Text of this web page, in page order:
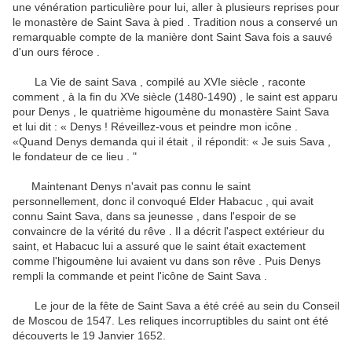
une vénération particulière pour lui, aller à plusieurs reprises pour
le monastère de Saint Sava à pied .
Tradition nous a conservé un
remarquable compte de la manière dont Saint Sava fois a sauvé
d'un ours féroce .
La Vie de saint Sava , compilé au XVIe siècle , raconte
comment , à la fin du XVe siècle (1480-1490) , le saint est apparu
pour Denys , le quatrième higoumène du monastère Saint Sava
et lui dit : « Denys ! Réveillez-vous et peindre mon icône .
«Quand Denys demanda qui il était , il répondit: « Je suis Sava ,
le fondateur de ce lieu . "
Maintenant Denys n'avait pas connu le saint
personnellement, donc il convoqué Elder Habacuc , qui avait
connu Saint Sava, dans sa jeunesse , dans l'espoir de se
convaincre de la vérité du rêve .
Il a décrit l'aspect extérieur du
saint, et Habacuc lui a assuré que le saint était exactement
comme l'higoumène lui avaient vu dans son rêve .
Puis Denys
rempli la commande et peint l'icône de Saint Sava .
Le jour de la fête de Saint Sava a été créé au sein du Conseil
de Moscou de 1547.
Les reliques incorruptibles du saint ont été
découverts le 19 Janvier 1652.